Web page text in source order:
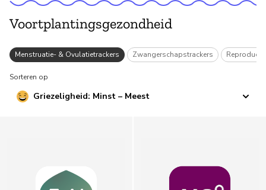
Voortplantingsgezondheid
Menstruatie- & Ovulatietrackers Zwangerschapstrackers
Sorteren op
Griezeligheid: Minst – Meest